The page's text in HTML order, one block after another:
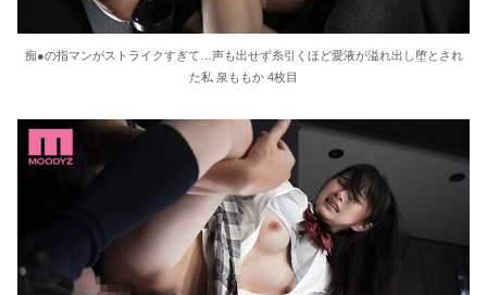
痴●の指マンがストライクすぎて…声も出せず糸引くほど愛液が溢れ出し堕とされ
た私 泉ももか 4枚目